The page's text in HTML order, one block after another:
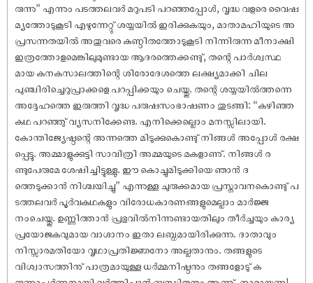
രുന്നു” എന്നും പടത്തലവർ മറുപടി പറഞ്ഞപ്പോൾ, വൃദ്ധ വളരെ വൈഷ
മ്യത്തോടുകൂടി എഴുന്നേറ്റു് ശയ്യയിൽ ഇരിക്കുകയും, മാതാമഹിയുടെ അ
പ്രസന്നതയിൽ അതുവരെ കുണ്ഠിതത്തോടുകൂടി നിന്നിരുന്ന മീനാക്ഷി
ഇത്രത്തോളമെങ്കിലുമുണ്ടായ ആദരത്തെക്കണ്ടു്, തന്റെ പാർശ്വസ്ഥ
മായ കനകസാലത്തിന്റെ ശിരോദേശത്തെ ലക്ഷ്യമാക്കി ചില
പുഞ്ചിരിച്ചെറുപ്രാക്കളെ പറപ്പിക്കയും ചെയ്തു. തന്റെ ശയ്യയിൽത്തന്നെ
അദ്ദേഹത്തെ ഇരുത്തി വൃദ്ധ പരുഷസംഭാഷണം തുടങ്ങി: “കഴിഞ്ഞ
കഥ പറഞ്ഞു് വ്യസനിക്കേണ്ട. എനിക്കെല്ലൊം മനസ്സിലായി.
കോന്തിജ്യേഷ്ഠന്റെ അന്നത്തെ മിടുക്കുകൊണ്ടു് നിങ്ങൾ അപ്പോൾ രക്ഷ
പ്പെട്ടു. അമ്മാളുക്കുട്ടി സാവിത്രി അമ്മയുടെ മകളാണു്. നിങ്ങൾ ര
ണ്ടുപേരുമേ ശേഷിച്ചിട്ടുള്ളു. ഈ കൊച്ചുമിടുക്കിയെ ഞാൻ ദ
ത്തെടുക്കാൻ നിശ്ചയിച്ചു” എന്നുള്ള ചുരുക്കമായ പ്രസ്താവനകൊണ്ടു് പ
ടത്തലവർ പൂർവകഥകളും വിരോധകാരണങ്ങളുമെല്ലാം മാർജ്ജ
നംചെയ്തു. ഉണ്ണിത്താൻ പ്രഭുവിൽനിന്നുണ്ടായതിലും തീർച്ചയും കാര്യ
പ്രയോജകവുമായ വാഗ്ദാനം ഇതാ ലബ്ധമായിരിക്കുന്നു. ദാതാവും
നിസ്സാരമതിയോ വൃഥാപ്രതിജ്ഞനോ അല്ലതാനും. തങ്ങളുടെ
വിശ്വാസത്തിനു് പാത്രമായുള്ള ധർമ്മനിഷ്ഠനും തങ്ങളോടു് ക